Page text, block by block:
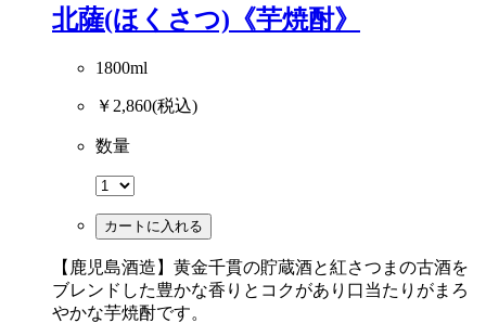
北薩(ほくさつ)《芋焼酎》
1800ml
￥2,860(税込)
数量
カートに入れる
【鹿児島酒造】黄金千貫の貯蔵酒と紅さつまの古酒を
ブレンドした豊かな香りとコクがあり口当たりがまろ
やかな芋焼酎です。